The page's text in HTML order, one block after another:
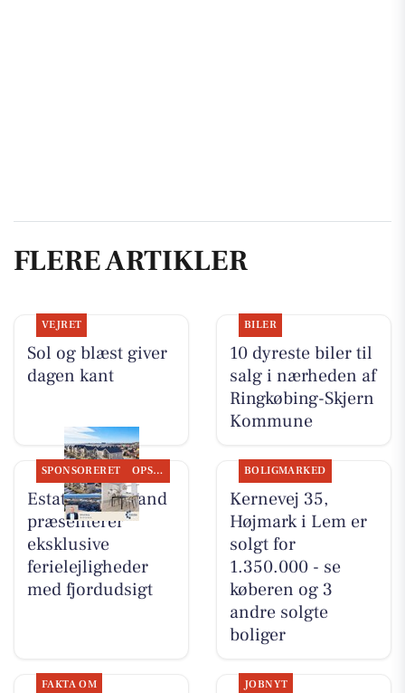
FLERE ARTIKLER
VEJRET
Sol og blæst giver
dagen kant
BILER
10 dyreste biler til
salg i nærheden af
Ringkøbing-Skjern
Kommune
SPONSORERET OPSLAGSTAVLEN
Estate Vestjylland
præsenterer
eksklusive
ferielejligheder
med fjordudsigt
BOLIGMARKED
Kernevej 35,
Højmark i Lem er
solgt for
1.350.000 - se
køberen og 3
andre solgte
boliger
FAKTA OM JOBNYT